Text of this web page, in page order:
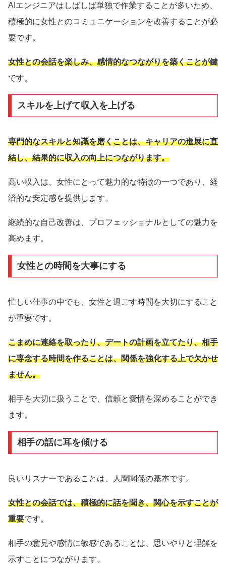
AIエンジニアはしばしば単独で作業することが多いため、
積極的に女性とのコミュニケーションを改善することが必
要です。
女性との会話を楽しみ、感情的なつながりを築くことが鍵
です。
スキルを上げて収入を上げる
専門的なスキルと知識を磨くことは、キャリアの進展に直
結し、結果的に収入の向上につながります。
高い収入は、女性にとって魅力的な特徴の一つであり、経
済的な安定感を提供します。
継続的な自己改善は、プロフェッショナルとしての魅力を
高めます。
女性との時間を大事にする
忙しい仕事の中でも、女性と過ごす時間を大切にすること
が重要です。
こまめに連絡を取ったり、デートの計画を立てたり、相手
に専念する時間を作ることは、関係を強化する上で欠かせ
ません。
相手を大切に扱うことで、信頼と愛情を深めることができ
ます。
相手の話に耳を傾ける
良いリスナーであることは、人間関係の基本です。
女性との会話では、積極的に話を聞き、関心を示すことが
重要です。
相手の意見や感情に敏感であることは、思いやりと理解を
示すことにつながります。